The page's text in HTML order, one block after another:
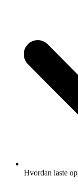
Hvordan laste